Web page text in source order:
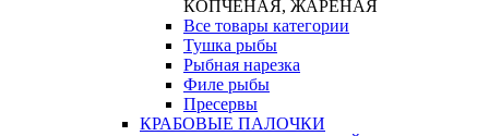
КОПЧЕНАЯ, ЖАРЕНАЯ
Все товары категории
Тушка рыбы
Рыбная нарезка
Филе рыбы
Пресервы
КРАБОВЫЕ ПАЛОЧКИ